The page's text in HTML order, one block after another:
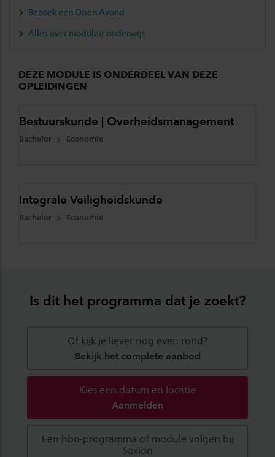
Bezoek een Open Avond
Alles over modulair onderwijs
DEZE MODULE IS ONDERDEEL VAN DEZE
OPLEIDINGEN
Bestuurskunde | Overheidsmanagement
Bachelor Economie
Integrale Veiligheidskunde
Bachelor Economie
Is dit het programma dat je zoekt?
Of kijk je liever nog even rond?
Bekijk het complete aanbod
Kies een datum en locatie
Aanmelden
Een hbo-programma of module volgen bij
Saxion